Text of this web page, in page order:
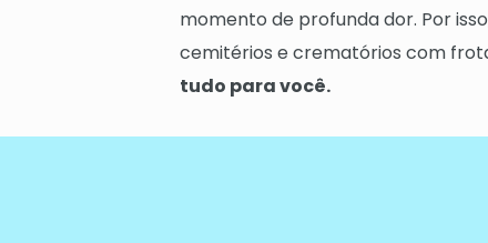
momento de profunda dor. Por
cemitérios e crematórios com
tudo para você.